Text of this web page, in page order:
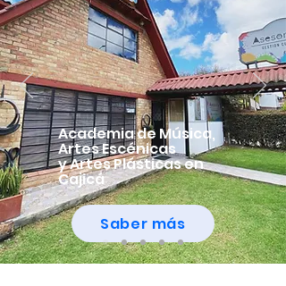
Academia de Música,
ArtesEscénicas
yArtes Plásticasen
Cajicá
Saber más